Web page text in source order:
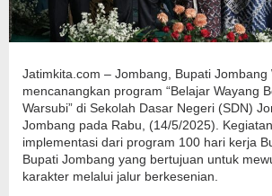
Jatimkita.com – Jombang, Bupati Jombang
mencanangkan program “Belajar Wayang
Warsubi” di Sekolah Dasar Negeri (SDN)
Jombang pada Rabu, (14/5/2025).
implementasi dari program 100 hari kerja
Bupati Jombang yang bertujuan untuk
karakter melalui jalur berkesenian.